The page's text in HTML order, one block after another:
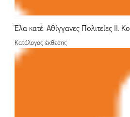
Έλα κατέ. Αθίγγανες Πολιτείες ΙΙ.
Κατάλογος έκθεσης